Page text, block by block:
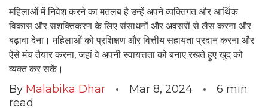
महिलाओं में निवेश करने का मतलब है उन्हें अपने व्यक्तिगत और आर्थिक
विकास और सशक्तिकरण के लिए संसाधनों और अवसरों से लैस करना और
बढ़ावा देना। महिलाओं को प्रशिक्षण और वित्तीय सहायता प्रदान करना और
ऐसे मंच तैयार करना, जहां वे अपनी स्वायत्तता को बनाए रखते हुए खुद को
व्यक्त कर सकें।
By Malabika Dhar Mar 8, 2024 6 min
read